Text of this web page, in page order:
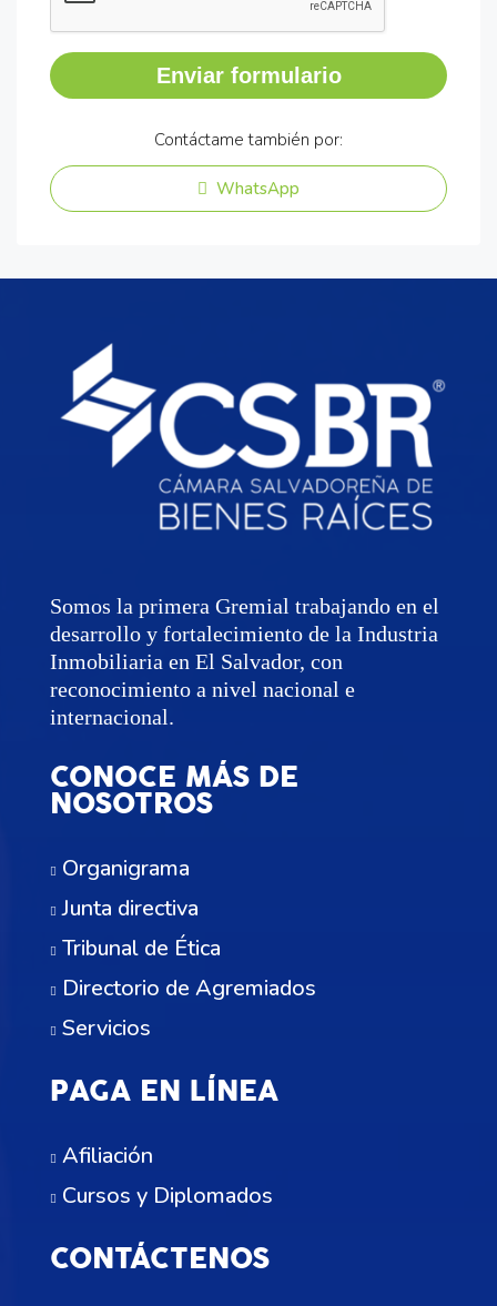
Enviar formulario
Contáctame también por:
WhatsApp
Somos la primera Gremial trabajando en el
desarrollo y fortalecimiento de la Industria
Inmobiliaria en El Salvador, con
reconocimiento a nivel nacional e
internacional.
CONOCE MÁS DE
NOSOTROS
Organigrama
Junta directiva
Tribunal de Ética
Directorio de Agremiados
Servicios
PAGA EN LÍNEA
Afiliación
Cursos y Diplomados
CONTÁCTENOS